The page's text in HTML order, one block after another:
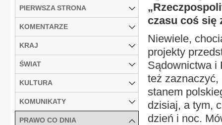
czasu coś się
Niewiele,
projekty
Sądownictwa i
też
stanem
dzisiaj, a tym,
dzień i noc.
PIERWSZA STRONA
KOMENTARZE
KRAJ
ŚWIAT
KULTURA
KOMUNIKATY
PRAWO CO DNIA